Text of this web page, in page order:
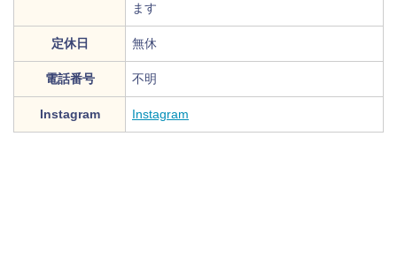
ます
定休日 無休
電話番号 不明
Instagram Instagram